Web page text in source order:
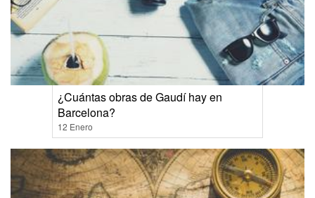
¿Cuántas obras de Gaudí hay en
Barcelona?
12 Enero